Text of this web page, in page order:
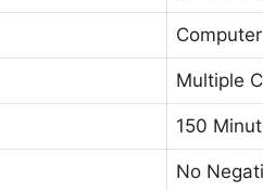
Multiple
150
No